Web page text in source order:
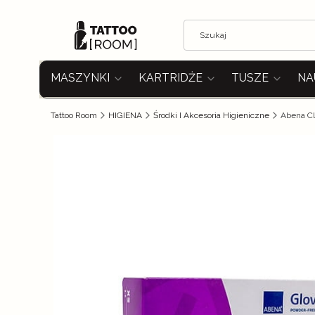
MASZYNKI KARTRIDŻE TUSZE
Tattoo Room HIGIENA Środki I Akcesoria Higieniczne Abena